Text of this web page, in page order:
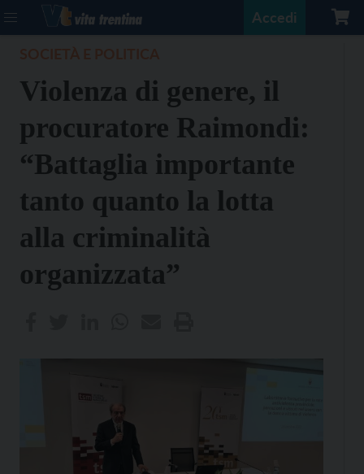
Accedi
Violenza di genere, il
procuratore Raimondi:
“Battaglia importante
tanto quanto la lotta
alla criminalità
organizzata”